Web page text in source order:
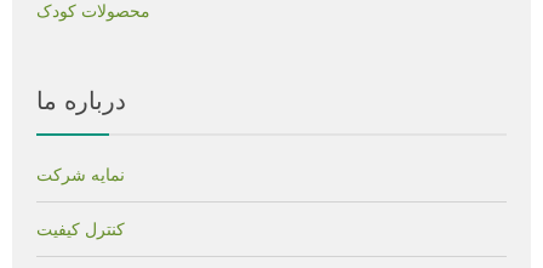
محصولات کودک
درباره ما
نمایه شرکت
کنترل کیفیت